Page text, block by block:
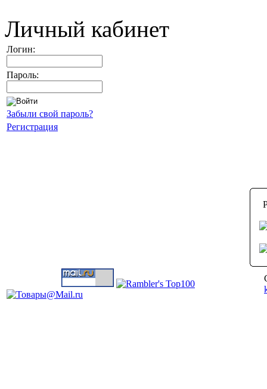
Личный кабинет
Логин:
Пароль:
Забыли свой пароль?
Регистрация